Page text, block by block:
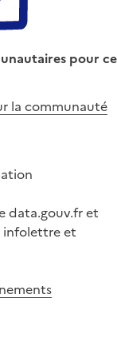
pour ce
la communauté
data.gouv.fr et
infolettre et